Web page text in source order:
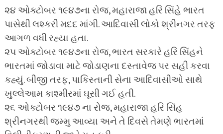
૨૪ ઓક્ટોબર ૧૯૪૭ના રોજ, મહારાજા હરિ સિંહે ભારત
પાસેથી લશ્કરી મદદ માંગી. આદિવાસી લોકો શ્રીનગર તરફ
આગળ વધી રહ્યા હતા.
૨૫ ઓક્ટોબર ૧૯૪૭ના રોજ, ભારત સરકારે હરિ સિંહને
ભારતમાં જોડાવા માટે જોડાણના દસ્તાવેજ પર સહી કરવા
કહ્યું. બીજી તરફ, પાકિસ્તાની સેના આદિવાસીઓ સાથે
ખુલ્લેઆમ કાશ્મીરમાં ઘૂસી ગઈ હતી.
૨૬ ઓક્ટોબર ૧૯૪૭ ના રોજ, મહારાજા હરિ સિંહ
શ્રીનગરથી જમ્મુ આવ્યા અને તે દિવસે તેમણે ભારતમાં